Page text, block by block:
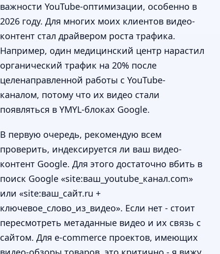
важности YouTube-оптимизации, особенно в
2026 году. Для многих моих клиентов видео-
контент стал драйвером роста трафика.
Например, один медицинский центр нарастил
органический трафик на 20% после
целенаправленной работы с YouTube-
каналом, потому что их видео стали
появляться в YMYL-блоках Google.
В первую очередь, рекомендую всем
проверить, индексируется ли ваш видео-
контент Google. Для этого достаточно вбить в
поиск Google «site:ваш_youtube_канал.com»
или «site:ваш_сайт.ru +
ключевое_слово_из_видео». Если нет - стоит
пересмотреть метаданные видео и их связь с
сайтом. Для e-commerce проектов, имеющих